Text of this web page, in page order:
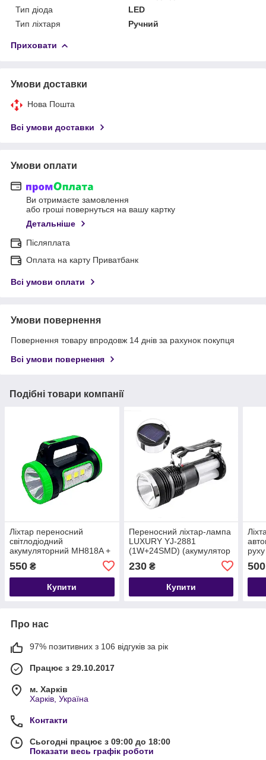
Тип діода
LED
Тип ліхтаря
Ручний
Приховати
Умови доставки
Нова Пошта
Всі умови доставки
Умови оплати
Ви отримаєте замовлення
або гроші повернуться на вашу картку
Детальніше
Післяплата
Оплата на карту Приватбанк
Всі умови оплати
Умови повернення
Повернення товару впродовж 14 днів за рахунок покупця
Всі умови повернення
Подібні товари компанії
Ліхтар переносний
світлодіодний
акумуляторний MH818A +
power bank + сол. панель
(колір випадковий)
550 ₴
Купити
Переносний ліхтар-лампа
LUXURY YJ-2881
(1W+24SMD) (акумулятор
230₴
Купити
500
Про нас
97% позитивних з 106 відгуків за рік
Працює з 29.10.2017
м. Харків
Харків, Україна
Контакти
Сьогодні працює з 09:00 до 18:00
Показати весь графік роботи